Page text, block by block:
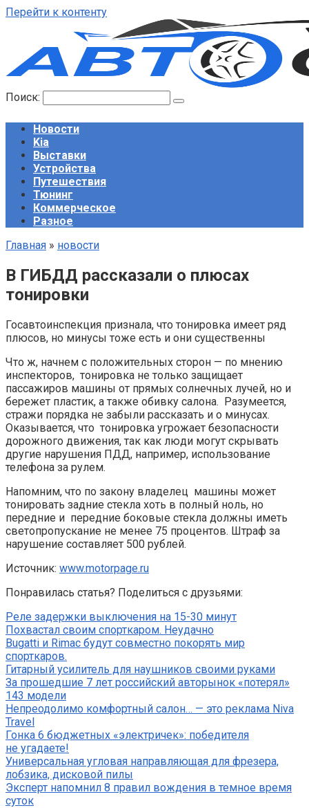
Перейти к контенту
Поиск:
Новости
Kia
Выставки
Устройства
Путешествия
Тюнинг
Коммерческое
Разное
Главная » новости
В ГИБДД рассказали о плюсах
тонировки
Госавтоинспекция признала, что тонировка имеет ряд
плюсов, но минусы тоже есть и они существенны
Что ж, начнем с положительных сторон — по мнению
инспекторов, тонировка не только защищает
пассажиров машины от прямых солнечных лучей, но и
бережет пластик, а также обивку салона. Разумеется,
стражи порядка не забыли рассказать и о минусах.
Оказывается, что тонировка угрожает безопасности
дорожного движения, так как люди могут скрывать
другие нарушения ПДД, например, использование
телефона за рулем.
Напомним, что по закону владелец машины может
тонировать задние стекла хоть в полный ноль, но
передние и передние боковые стекла должны иметь
светопропускание не менее 75 процентов. Штраф за
нарушение составляет 500 рублей.
Источник: www.motorpage.ru
Понравилась статья? Поделиться с друзьями:
Реле задержки выключения на 15-30 минут
Похвастал своим спорткаром. Неудачно
Bugatti и Rimac будут совместно покорять мир
спорткаров.
Гитарный усилитель для наушников своими руками
За прошедшие 7 лет российский авторынок «потерял»
143 модели
Непреодолимо комфортный салон… — это реклама Niva
Travel
Гонка 6 бюджетных «электричек»: победителя
не угадаете!
Универсальная угловая направляющая для фрезера,
лобзика, дисковой пилы
Эксперт напомнил 8 правил вождения в темное время
суток